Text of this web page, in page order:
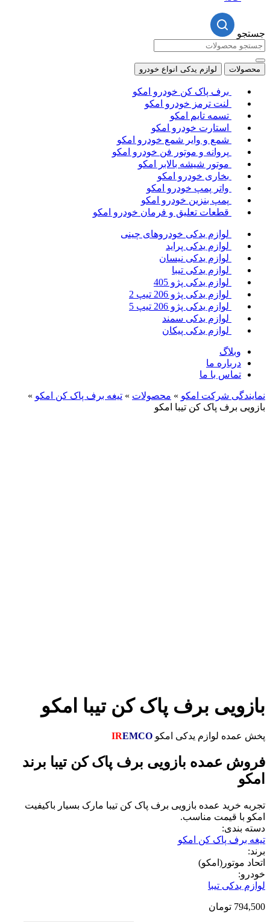
لوازم یدکی انواع خودرو
برف پاک کن خودرو امکو
لنت ترمز خودرو امکو
تسمه تایم امکو
استارت خودرو امکو
شمع و وایر شمع خودرو امکو
پروانه و موتور فن خودرو امکو
موتور شیشه بالابر امکو
بخاری خودرو امکو
واتر پمپ خودرو امکو
پمپ بنزین خودرو امکو
قطعات تعلیق و فرمان خودرو امکو
لوازم یدکی خودروهای چینی
لوازم یدکی پراید
لوازم یدکی نیسان
لوازم یدکی تیبا
لوازم یدکی پژو 405
لوازم یدکی پژو 206 تیپ 2
لوازم یدکی پژو 206 تیپ 5
لوازم یدکی سمند
لوازم یدکی پیکان
ما
با ما
شرکت امکو »محصولات»تیغه برف پاک کن امکو»
پاک کن تیبا امکو
برف پاک کن تیبا امکو
لوازم یدکی امکو IREMCO
بازویی برف پاک کن تیبا برند
عمده بازویی برف پاک کن تیبا مارک بسیار باکیفیت
قیمت مناسب.
پاک کن امکو
تیبا
تومان